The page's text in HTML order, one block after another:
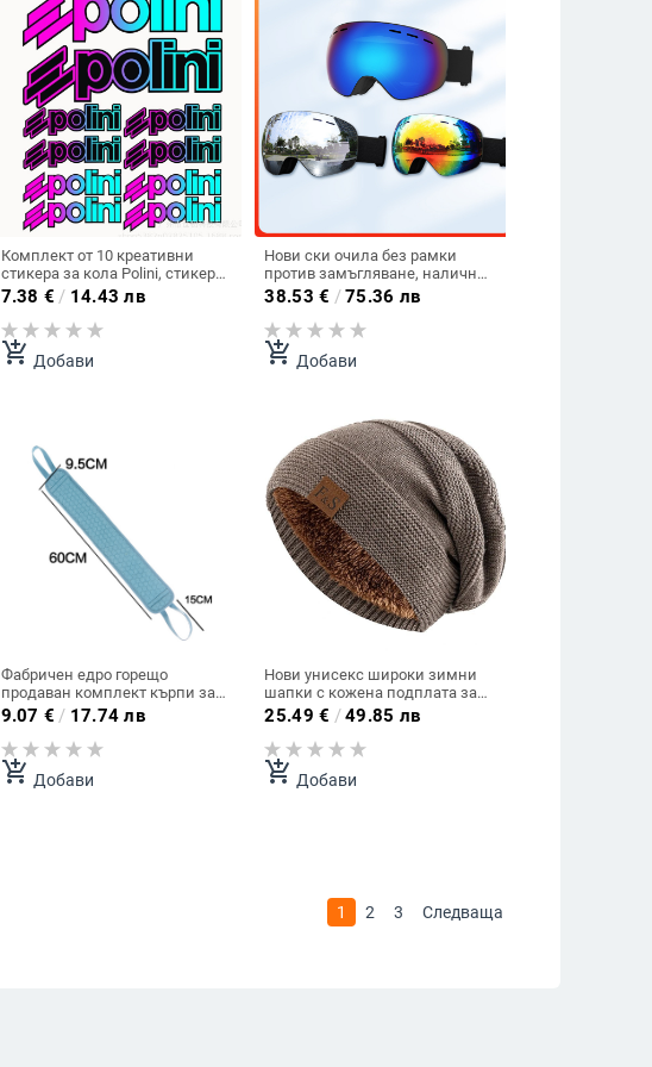
Комплект от 10 креативни
стикера за кола Polini, стикери
за мотоциклети, PVC стикери,
графични, водоустойчиви и
слънцезащитни.
7.38 € / 14.43 лв
add_shopping_cart Добави
Нови ски очила без рамки
против замъгляване, налични
директно от производителя,
2025 г., с двойна леща, с
висока разделителна
способност и широко зрително
поле.
38.53 € /75.36 лв
add_shopping_cart Добави
Фабричен едро горещо
продаван комплект кърпи за
баня с топка тип пчелна пита
за ексфолиране, носилка за
гръб и четка за вана
9.07 € / 17.74 лв
add_shopping_cart Добави
Нови унисекс широки зимни
шапки с кожена подплата за
мъже и жени мъже W
25.49 € /49.85 лв
add_shopping_cart Добави
1 2 3 Следваща